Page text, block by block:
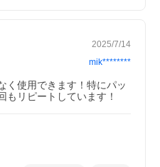
2025/7/14
mik********
く使用できます！特にパッ
もリピートしています！